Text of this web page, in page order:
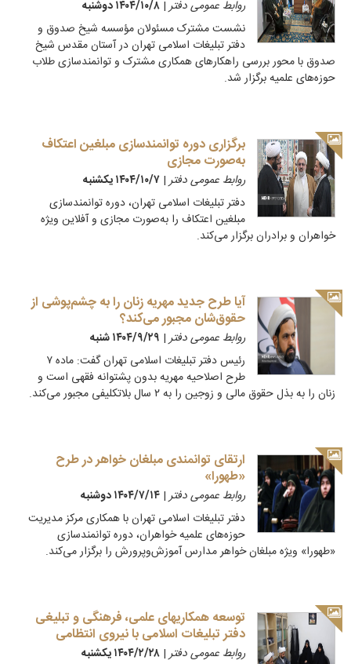
روابط عمومی دفتر| ۱۴۰۴/۱۰/۸ دوشنبه
نشست مشترک مسئولان مؤسسه شیخ صدوق و
دفتر تبلیغات اسلامی تهران در آستان مقدس شیخ
صدوق با محور بررسی راهکارهای همکاری مشترک و توانمندسازی طلاب
حوزه‌های علمیه برگزار شد.
برگزاری دوره توانمندسازی مبلغین اعتکاف
به‌صورت مجازی
روابط عمومی دفتر| ۱۴۰۴/۱۰/۷ يكشنبه
دفتر تبلیغات اسلامی تهران، دوره توانمندسازی
مبلغین اعتکاف را به‌صورت مجازی و آفلاین ویژه
خواهران و برادران برگزار می‌کند.
آیا طرح جدید مهریه زنان را به چشم‌پوشی از
حقوق‌شان مجبور می‌کند؟
روابط عمومی دفتر| ۱۴۰۴/۹/۲۹ شنبه
رئیس دفتر تبلیغات اسلامی تهران گفت: ماده ۷
طرح اصلاحیه مهریه بدون پشتوانه فقهی است و
زنان را به بذل حقوق مالی و زوجین را به ۲ سال بلاتکلیفی مجبور می‌کند.
ارتقای توانمندی مبلغان خواهر در طرح
«طهورا»
روابط عمومی دفتر| ۱۴۰۴/۷/۱۴ دوشنبه
دفتر تبلیغات اسلامی تهران با همکاری مرکز مدیریت
حوزه‌های علمیه خواهران، دوره توانمندسازی
«طهورا» ویژه مبلغان خواهر مدارس آموزش‌وپرورش را برگزار می‌کند.
توسعه همکاریهای علمی، فرهنگی و تبلیغی
دفتر تبلیغات اسلامی با نیروی انتظامی
روابط عمومی دفتر| ۱۴۰۴/۲/۲۸ يكشنبه